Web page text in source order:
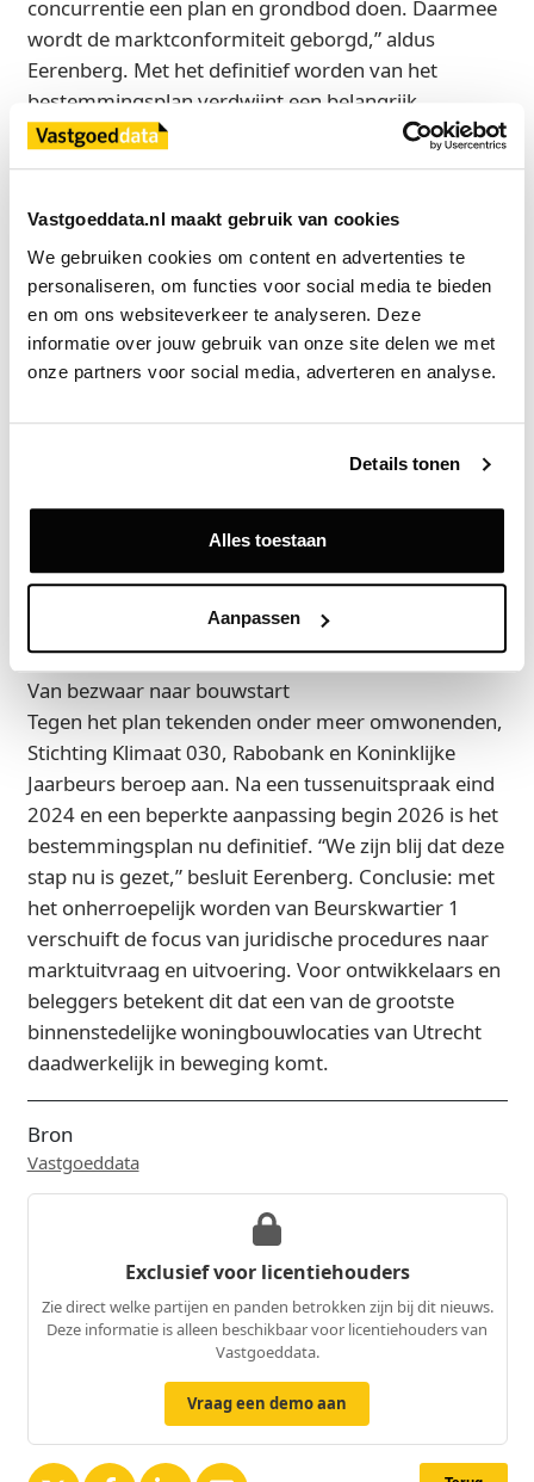
Vastgoeddata.nl maakt gebruik van cookies
We gebruiken cookies om content en advertenties te
personaliseren, om functies voor social media te bieden
en om ons websiteverkeer te analyseren. Deze
informatie over jouw gebruik van onze site delen we met
onze partners voor social media, adverteren en analyse.
Details tonen
Alles toestaan
Aanpassen
concurrentie een plan en grondbod doen. Daarmee
wordt de marktconformiteit geborgd,” aldus
Eerenberg. Met het definitief worden van het
bestemmingsplan verdwijnt een belangrijk
planologisch risico. Dat heeft directe gevolgen voor
de grondwaardevorming . “Met het onherroepelijk
marktpartijen een onzekerheid (planologisch risico)
weggenomen. Dat betekent dat zij dit risico niet
zullen afprijzen in hun bieding en de verwachte
grondwaarden makkelijker worden gehaald,” stelt
Eerenberg.
de Croeselaan en de Graadt van Roggenweg wordt
in een later stadium uitgewerkt. “In het
uitvoeringsoverleg met toekomstige ontwikkelaars
zal daar aandacht aan worden besteed, waarbij
eventuele overlast zoveel als mogelijk zal worden
voorkomen,” zegt Eerenberg.
Van bezwaar naar bouwstart
Tegen het plan tekenden onder meer omwonenden,
Stichting Klimaat 030, Rabobank en Koninklijke
Jaarbeurs beroep aan. Na een tussenuitspraak eind
2024 en een beperkte aanpassing begin 2026 is het
bestemmingsplan nu definitief. “We zijn blij dat deze
stap nu is gezet,” besluit Eerenberg. Conclusie: met
het onherroepelijk worden van Beurskwartier 1
verschuift de focus van juridische procedures naar
marktuitvraag en uitvoering. Voor ontwikkelaars en
beleggers betekent dit dat een van de grootste
binnenstedelijke woningbouwlocaties van Utrecht
daadwerkelijk in beweging komt.
Bron
Vastgoeddata
Exclusief voor licentiehouders
Zie direct welke partijen en panden betrokken zijn bij dit nieuws.
Deze informatie is alleen beschikbaar voor licentiehouders van
Vastgoeddata.
Vraag een demo aan